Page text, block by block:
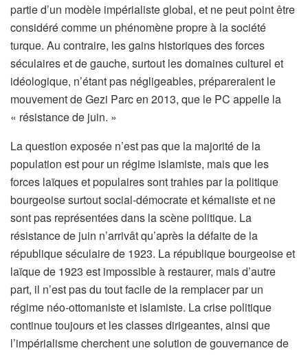
partie d’un modèle impérialiste global, et ne peut point être
considéré comme un phénomène propre à la société
turque. Au contraire, les gains historiques des forces
séculaires et de gauche, surtout les domaines culturel et
idéologique, n’étant pas négligeables, prépareraient le
mouvement de Gezi Parc en 2013, que le PC appelle la
« résistance de juin. »
La question exposée n’est pas que la majorité de la
population est pour un régime islamiste, mais que les
forces laïques et populaires sont trahies par la politique
bourgeoise surtout social-démocrate et kémaliste et ne
sont pas représentées dans la scène politique. La
résistance de juin n’arrivât qu’après la défaite de la
république séculaire de 1923. La république bourgeoise et
laïque de 1923 est impossible à restaurer, mais d’autre
part, il n’est pas du tout facile de la remplacer par un
régime néo-ottomaniste et islamiste. La crise politique
continue toujours et les classes dirigeantes, ainsi que
l’impérialisme cherchent une solution de gouvernance de